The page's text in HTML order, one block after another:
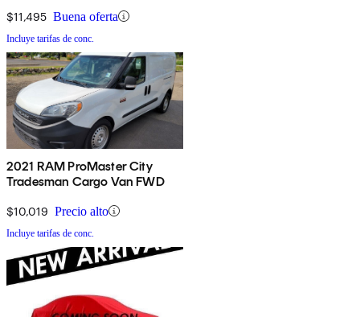
$11,495 Buena oferta
Incluye tarifas de conc.
2021 RAM ProMaster City
Tradesman Cargo Van FWD
$10,019 Precio alto
Incluye tarifas de conc.